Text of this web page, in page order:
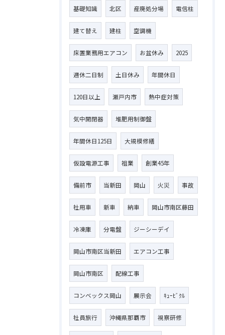
基礎知識 北区 産廃処分場 電信柱
建て替え 建柱 空調機
床置業務用エアコン お盆休み 2025
週休二日制 土日休み 年間休日
120日以上 瀬戸内市 熱中症対策
気中開閉器 堆肥用制御盤
年間休日125日 大規模修繕
仮設電源工事 祖業 創業45年
備前市 当新田 岡山 火災 事故
社用車 新車 納車 岡山市南区藤田
冷凍庫 分電盤 ジーシーデイ
岡山市南区当新田 エアコン工事
岡山市南区 配線工事
コンベックス岡山 展示会 ｷｭｰﾋﾞｸﾙ
社員旅行 沖縄県那覇市 視察研修